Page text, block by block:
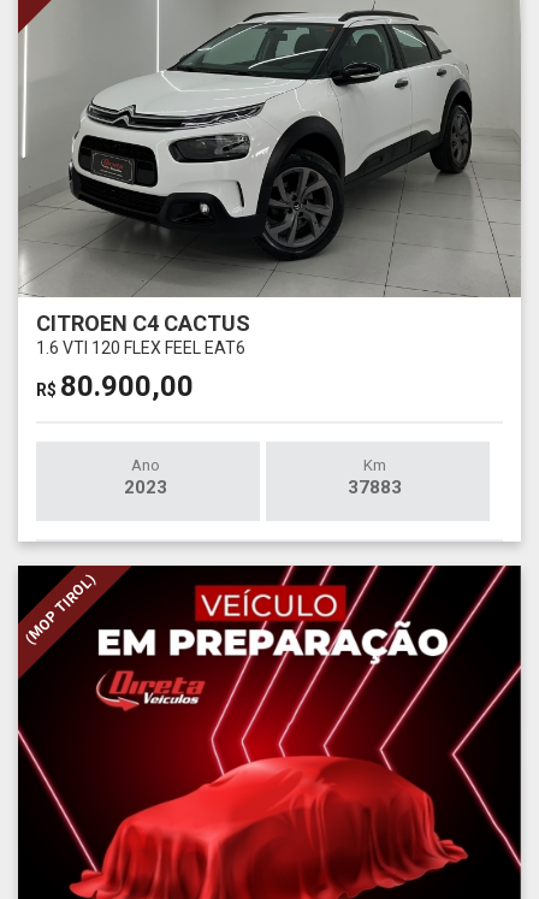
CITROEN C4 CACTUS
1.6 VTI 120 FLEX FEEL EAT6
R$ 80.900,00
Ano
2023
Km
37883
(MOP TIROL)